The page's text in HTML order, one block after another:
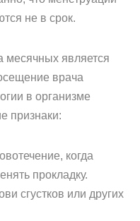
не в срок.
месячных является
врача
в организме
признаки:
когда
прокладку.
сгустков или других